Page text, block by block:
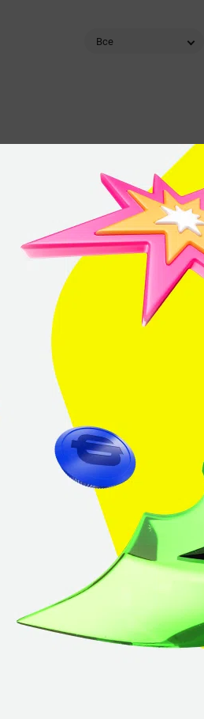
Все
«kwezz» Rasmussen
Aagaard
Kirstein
Ligaen Season 18. 25.10.2021
1 Tricked
СТАТИСТИКА МАТЧА
Ligaen Season 18. 25.10.2021
Tricked
СТАТИСТИКА МАТЧА
Ligaen Season 18. 18.10.2021
0 Astralis Talent